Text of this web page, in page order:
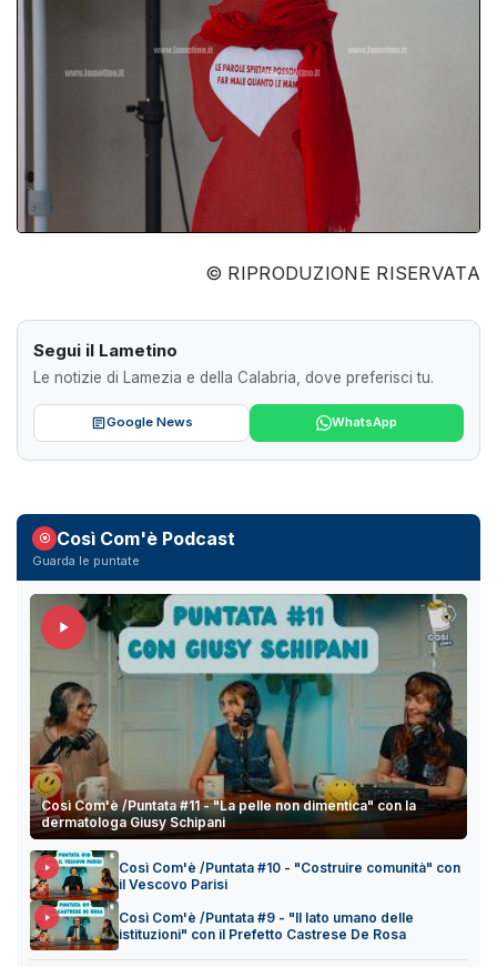
© RIPRODUZIONE RISERVATA
Segui il Lametino
Le notizie di Lamezia e della Calabria, dove preferisci tu.
Google News WhatsApp
Così Com'è Podcast
Guarda le puntate
Così Com'è /Puntata #11 - "La pelle non dimentica" con la
dermatologa Giusy Schipani
Così Com'è /Puntata #10 - "Costruire comunità" con
il Vescovo Parisi
Così Com'è /Puntata #9 - "Il lato umano delle
istituzioni" con il Prefetto Castrese De Rosa